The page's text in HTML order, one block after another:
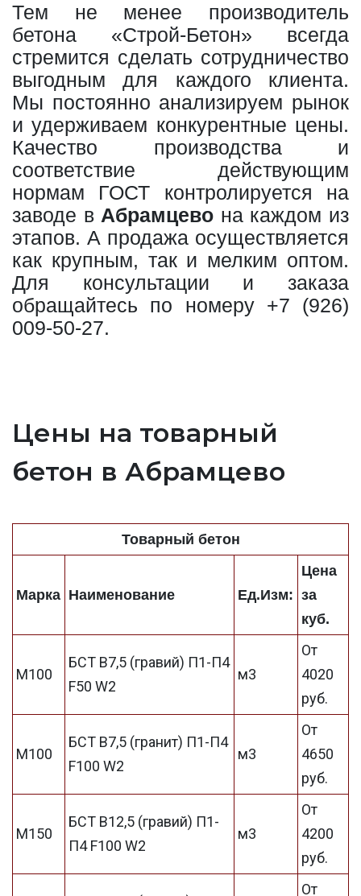
Тем не менее производитель
бетона «Строй-Бетон» всегда
стремится сделать сотрудничество
выгодным для каждого клиента.
Мы постоянно анализируем рынок
и удерживаем конкурентные цены.
Качество производства и
соответствие действующим
нормам ГОСТ контролируется на
заводе в Абрамцево на каждом из
этапов. А продажа осуществляется
как крупным, так и мелким оптом.
Для консультации и заказа
обращайтесь по номеру +7 (926)
009-50-27.
Цены на товарный
бетон в Абрамцево
Товарный бетон
Марка Наименование Ед.Изм:
Цена
за
куб.
М100
БСТ В7,5 (гравий) П1-П4
F50 W2
м3
От
4020
руб.
М100
БСТ В7,5 (гранит) П1-П4
F100 W2
м3
От
4650
руб.
М150
БСТ В12,5 (гравий) П1-
П4 F100 W2
м3
От
4200
руб.
От